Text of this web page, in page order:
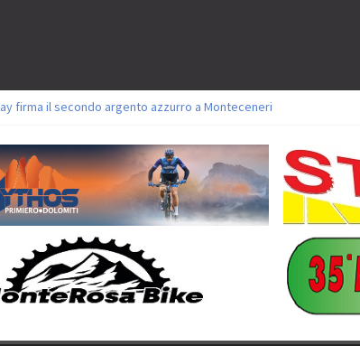
firma il secondo argento azzurro a Monteceneri
Frei e Hutter. Argento per Zanotti tra gli Elite. Corvi fora ed è
Ghibaudo, Grossmann e Gallis. Signorelli 5^ la migliore tra gli
l’ultima sfida agonistica di una leggendaria storia